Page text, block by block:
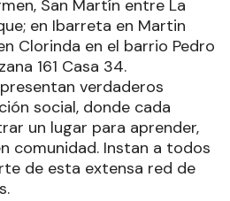
San Martín entre La
en Ibarreta en Martin
Clorinda en el barrio Pedro
161 Casa 34.
verdaderos
social, donde cada
un lugar para aprender,
comunidad. Instan a todos
de esta extensa red de